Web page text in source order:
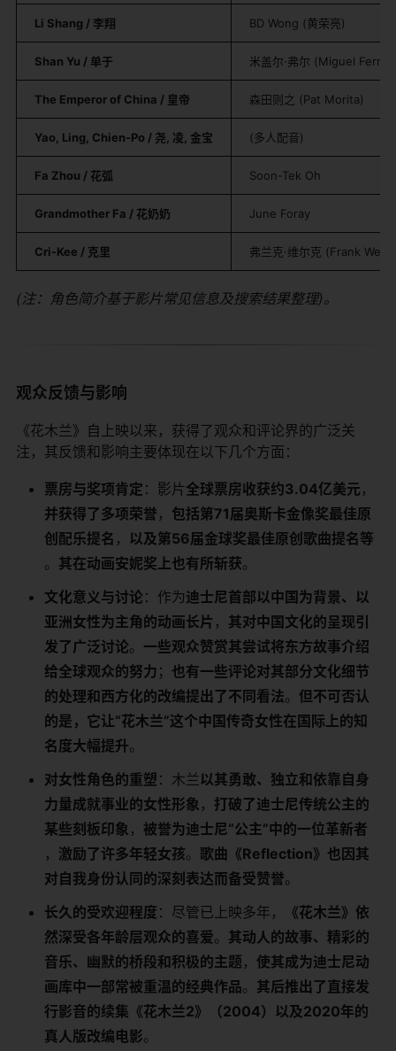
​Li Shang / 李翔​ BD Wong (黄荣亮)
​Shan Yu / 单于​ 米盖尔·弗尔 (Miguel Ferrer)
​The Emperor of China / 皇帝​ 森田则之 (Pat Morita)
​Yao, Ling, Chien-Po / 尧, 凌, 金宝​ (多人配音)
​Fa Zhou / 花弧​ Soon-Tek Oh
​Grandmother Fa / 花奶奶​ June Foray
​Cri-Kee / 克里​ 弗兰克·维尔克 (Frank
(注：角色简介基于影片常见信息及搜索结果整理)。
观众反馈与影响
《花木兰》自上映以来，获得了观众和评论界的广泛关
注，其反馈和影响主要体现在以下几个方面：
​票房与奖项肯定​ ​：影片​​全球票房收获约3.04亿美元​ ​，​
并获得了多项荣誉​ ​，​ ​包括第71届奥斯卡金像奖最佳原
创配乐提名​ ​，​ ​以及第56届金球奖最佳原创歌曲提名等​
。​ ​其在动画安妮奖上也有所斩获​​。
​文化意义与讨论​ ​：作为​​迪士尼首部以中国为背景、以
亚洲女性为主角的动画长片​ ​，​ ​其对中国文化的呈现引
发了广泛讨论​​。​ ​一些观众赞赏其尝试将东方故事介绍
给全球观众的努力​ ​；​ ​也有一些评论对其部分文化细节
的处理和西方化的改编提出了不同看法​​。​ ​但不可否认
的是，它让“花木兰”这个中国传奇女性在国际上的知
名度大幅提升​​。
​对女性角色的重塑​ ​：木兰​​以其勇敢、独立和依靠自身
力量成就事业的女性形象​ ​，​ ​打破了迪士尼传统公主的
某些刻板印象​ ​，​ ​被誉为迪士尼“公主”中的一位革新者​
，​ ​激励了许多年轻女孩​​。​ ​歌曲《Reflection》也因其
对自我身份认同的深刻表达而备受赞誉​​。
​长久的受欢迎程度​ ​：尽管已上映多年，​
​《花木兰》依
然深受各年龄层观众的喜爱​​。​ ​其动人的故事、精彩的
音乐、幽默的桥段和积极的主题​ ​，​ ​使其成为迪士尼动
画库中一部常被重温的经典作品​​。​ ​其后推出了直接发
行影音的续集《花木兰2》（2004）以及2020年的
真人版改编电影​​。